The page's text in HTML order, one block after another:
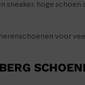
sneaker, hoge
voor